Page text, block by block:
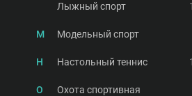
Лыжный спорт
М Модельный спорт
Н Настольный теннис
О Охота спортивная